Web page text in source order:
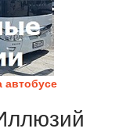
автобусе